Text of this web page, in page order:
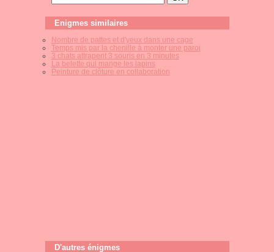
Enigmes similaires
Nombre de pattes et d'yeux dans une cage
Temps mis par la chenille à monter une paroi
3 chats attrapent 3 souris en 3 minutes
La belette qui mange les lapins
Peinture de clôture en collaboration
D'autres énigmes